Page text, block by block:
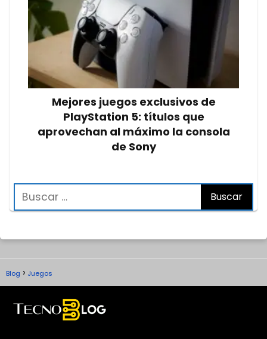
Mejores juegos exclusivos de
PlayStation 5: títulos que
aprovechan al máximo la consola
de Sony
Blog Juegos